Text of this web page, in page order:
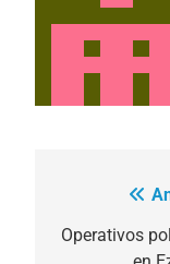
de
Operativos